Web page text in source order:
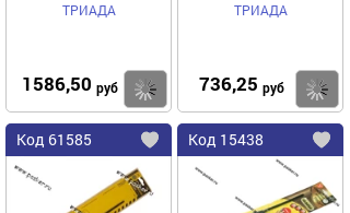
ТРИАДА
1586,50 руб Купить
ТРИАДА
736,25 руб
Код 61585
Добавить
избранное
Код 15438